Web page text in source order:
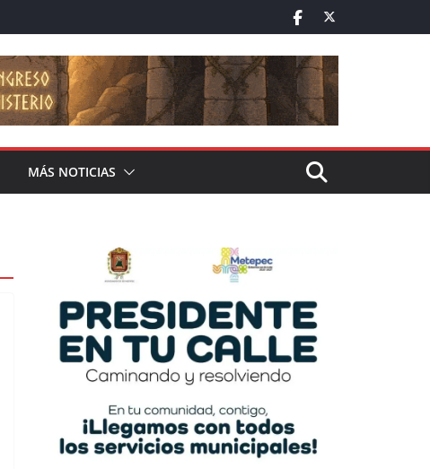
MÁS NOTICIAS